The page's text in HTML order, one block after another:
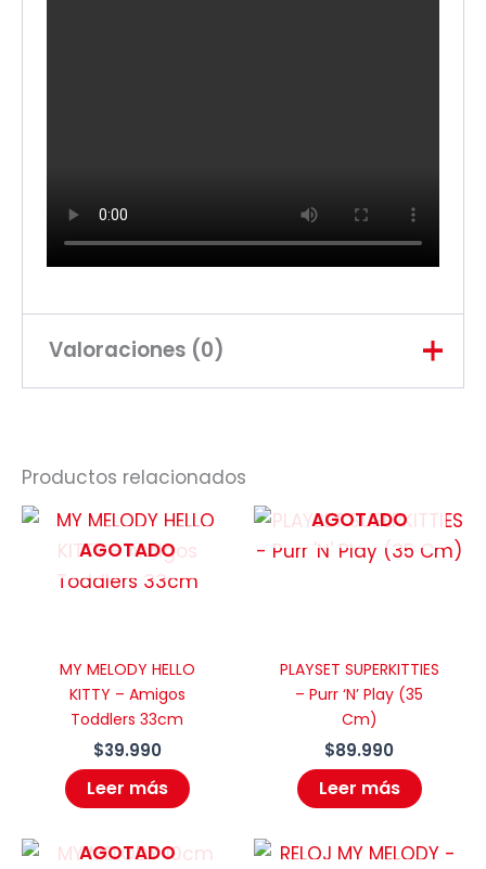
Valoraciones (0)
Sé el primero en valorar “CASA
DE JUEGOS HELLO KITTY –
SANRIO”
obligatorios están marcados con
*
Tu
puntuación
Tu valoración
Productos relacionados
AGOTADO
MY MELODY HELLO
KITTY – Amigos
Toddlers 33cm
$39.990
Leer más
AGOTADO
PLAYSET SUPERKITTIES
– Purr ‘N’ Play (35
Cm)
$89.990
Leer más
AGOTADO